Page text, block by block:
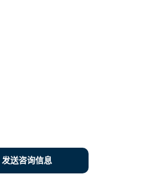
发送咨询信息